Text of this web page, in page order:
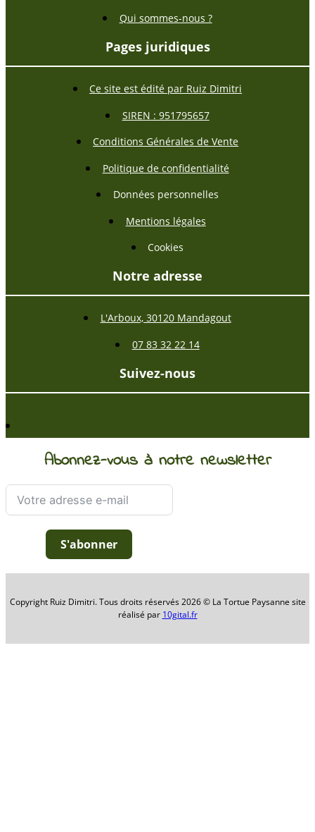
Qui sommes-nous ?
Pages juridiques
Ce site est édité par Ruiz Dimitri
SIREN : 951795657
Conditions Générales de Vente
Politique de confidentialité
Données personnelles
Mentions légales
Cookies
Notre adresse
L'Arboux, 30120 Mandagout
07 83 32 22 14
Suivez-nous
Abonnez-vous à notre newsletter
S'abonner
Copyright Ruiz Dimitri. Tous droits réservés 2026 © La Tortue Paysanne site
réalisé par 10gital.fr